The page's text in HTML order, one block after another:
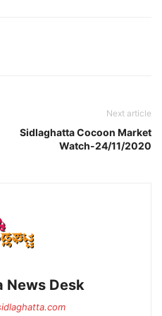
Next article
Sidlaghatta Cocoon Market
Watch-24/11/2020
News Desk